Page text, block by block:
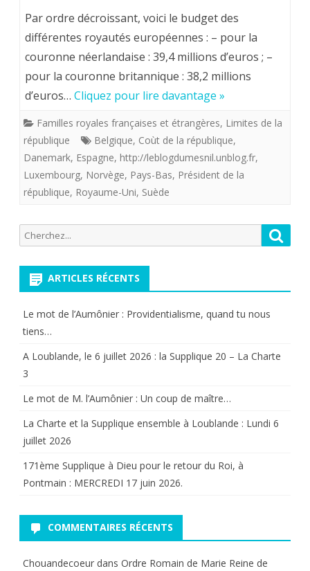
LES
Par ordre décroissant, voici le budget des
différentes royautés européennes : – pour la
couronne néerlandaise : 39,4 millions d’euros ; –
pour la couronne britannique : 38,2 millions
d’euros… Cliquez pour lire davantage »
Familles royales françaises et étrangères, Limites de la
république
Belgique, Coùt de la république,
Danemark, Espagne, http://leblogdumesnil.unblog.fr,
Luxembourg, Norvège, Pays-Bas, Président de la
république, Royaume-Uni, Suède
Recherche
pour:
ARTICLES RÉCENTS
Le mot de l’Aumônier : Providentialisme, quand tu nous
tiens…
A Loublande, le 6 juillet 2026 : la Supplique 20 – La Charte
3
Le mot de M. l’Aumônier : Un coup de maître…
La Charte et la Supplique ensemble à Loublande : Lundi 6
juillet 2026
171ème Supplique à Dieu pour le retour du Roi, à
Pontmain : MERCREDI 17 juin 2026.
COMMENTAIRES RÉCENTS
Chouandecoeur dans Ordre Romain de Marie Reine de